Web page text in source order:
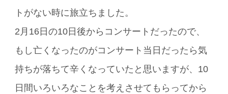
トがない時に旅立ちました。
2月16日の10日後からコンサートだったので、
もし亡くなったのがコンサート当日だったら気
持ちが落ちて辛くなっていたと思いますが、10
日間いろいろなことを考えさせてもらってから